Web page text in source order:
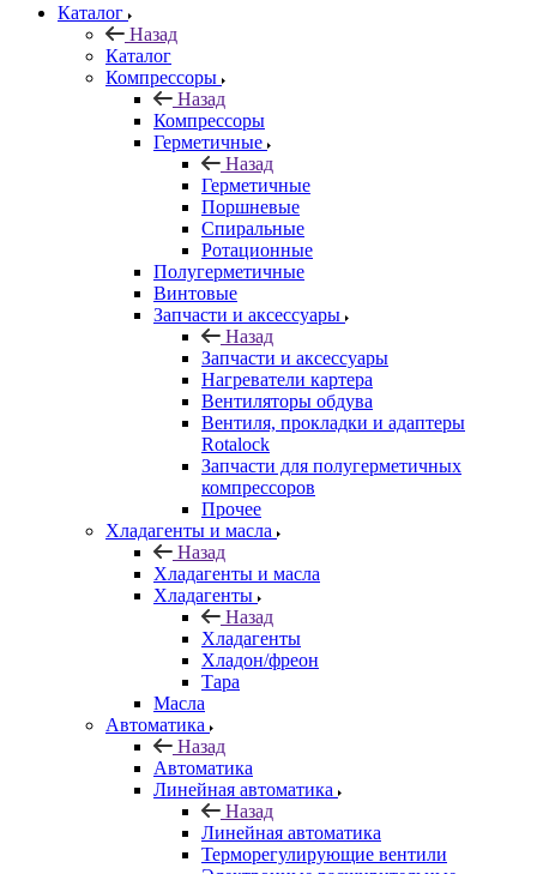
Каталог
Назад
Каталог
Компрессоры
Назад
Компрессоры
Герметичные
Назад
Герметичные
Поршневые
Спиральные
Ротационные
Полугерметичные
Винтовые
Запчасти и аксессуары
Назад
Запчасти и аксессуары
Нагреватели картера
Вентиляторы обдува
Вентиля, прокладки и адаптеры
Rotalock
Запчасти для полугерметичных
компрессоров
Прочее
Хладагенты и масла
Назад
Хладагенты и масла
Хладагенты
Назад
Хладагенты
Хладон/фреон
Тара
Масла
Автоматика
Назад
Автоматика
Линейная автоматика
Назад
Линейная автоматика
Терморегулирующие вентили